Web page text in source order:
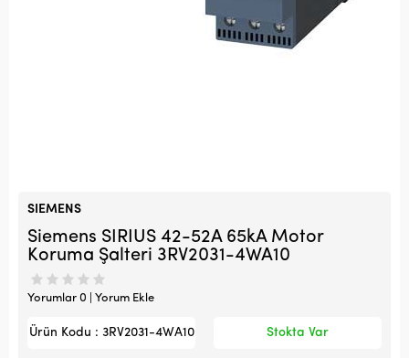
SIEMENS
Siemens SIRIUS 42-52A 65kA Motor
Koruma Şalteri 3RV2031-4WA10
Yorumlar 0 | Yorum Ekle
Ürün Kodu : 3RV2031-4WA10 Stokta Var